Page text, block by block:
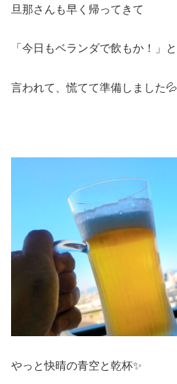
旦那さんも早く帰ってきて
「今日もベランダで飲もか！」と
言われて、慌てて準備しました💦
やっと快晴の青空と乾杯✨